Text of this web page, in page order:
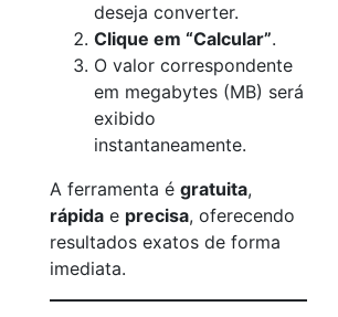
deseja converter.
Clique em “Calcular”.
O valor correspondente
em megabytes (MB) será
exibido
instantaneamente.
A ferramenta é gratuita,
rápida e precisa, oferecendo
resultados exatos de forma
imediata.